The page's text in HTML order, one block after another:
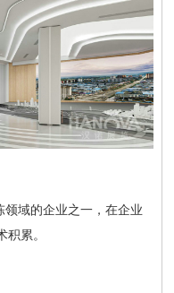
域的企业之一，在企业
累。